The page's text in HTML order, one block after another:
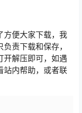
方便大家下载，我
责下载和保存，
开解压即可，如遇
站内帮助，或者联